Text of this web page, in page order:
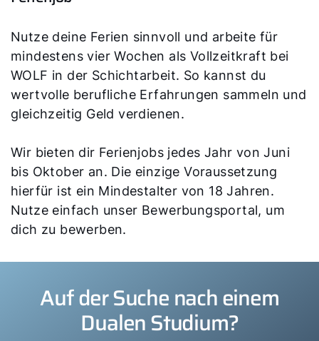
Nutze deine Ferien sinnvoll und arbeite für
mindestens vier Wochen als Vollzeitkraft bei
WOLF in der Schichtarbeit. So kannst du
wertvolle berufliche Erfahrungen sammeln und
gleichzeitig Geld verdienen.
Wir bieten dir Ferienjobs jedes Jahr von Juni
bis Oktober an. Die einzige Voraussetzung
hierfür ist ein Mindestalter von 18 Jahren.
Nutze einfach unser Bewerbungsportal, um
dich zu bewerben.
Auf der Suche nach einem
Dualen Studium?